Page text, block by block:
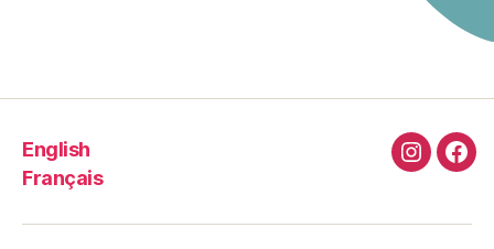
English
Français